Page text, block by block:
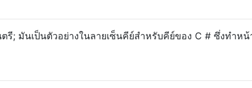
รี; มันเป็นตัวอย่างในลายเซ็นคีย์สำหรับคีย์ของ C # ซึ่งทำหน้